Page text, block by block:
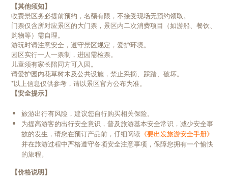
【其他须知】
收费景区务必提前预约，名额有限，不接受现场无预约领取。
门票仅含所对应景区的大门票，景区内二次消费项目（如游船、餐饮、
购物等）需自理。
游玩时请注意安全，遵守景区规定，爱护环境。
园区实行一人一票制，进园需检票。
儿童须有家长陪同方可入园。
请爱护园内花草树木及公共设施，禁止采摘、踩踏、破坏。
*以上信息仅供参考，请以景区官方公布为准。
【安全提示】
旅游出行有风险，建议您自行购买相关保险。
为提高游客的出行安全意识，普及旅游基本安全常识，减少安全事
故的发生，请您在预订产品前，仔细阅读 《要出发旅游安全手册》
并在旅游过程中严格遵守各项安全注意事项，保障您拥有一个愉快
的旅程。
【价格说明】